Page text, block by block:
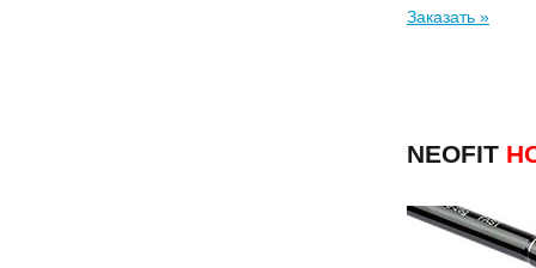
Заказать »
NEOFIT